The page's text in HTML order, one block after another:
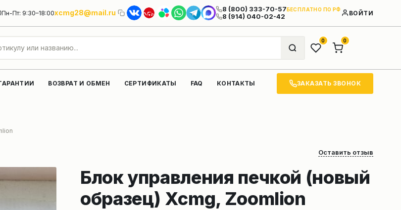
Пн-Пт: 9:30–18:00xcmg28@mail.ru 8 (800) 333-70-57БЕСПЛАТНО ПО РФ
8 (914) 040-02-42 ВОЙТИ
0 0
ВОЗВРАТ И ОБМЕН СЕРТИФИКАТЫ FAQ КОНТАКТЫ ЗАКАЗАТЬ ЗВОНОК
Оставить отзыв
Блок управления печкой (новый
образец) Xcmg, Zoomlion